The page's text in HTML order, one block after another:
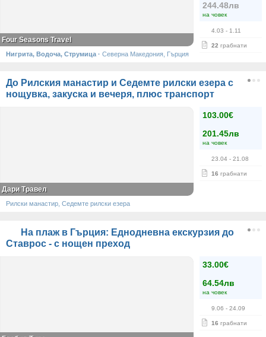
244.48лв
на човек
4.03 - 1.11
22 грабнати
Four Seasons Travel
Нигрита, Водоча, Струмица · Северна Македония, Гърция
До Рилския манастир и Седемте рилски езера с
нощувка, закуска и вечеря, плюс транспорт
103.00€
201.45лв
на човек
23.04 - 21.08
16 грабнати
Дари Травел
Рилски манастир, Седемте рилски езера
На плаж в Гърция: Еднодневна екскурзия до
Ставрос - с нощен преход
33.00€
64.54лв
на човек
9.06 - 24.09
16 грабнати